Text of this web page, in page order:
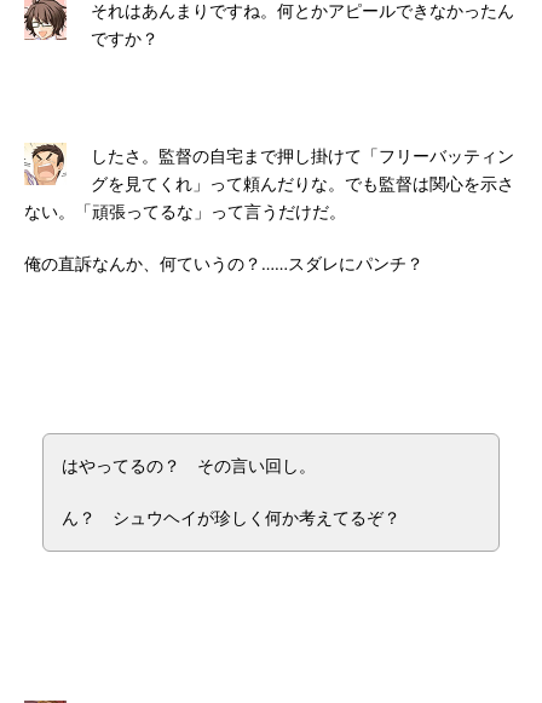
それはあんまりですね。何とかアピールできなかったん
ですか？
したさ。監督の自宅まで押し掛けて「フリーバッティン
グを見てくれ」って頼んだりな。でも監督は関心を示さ
ない。「頑張ってるな」って言うだけだ。
俺の直訴なんか、何ていうの？……スダレにパンチ？
はやってるの？ その言い回し。
ん？ シュウヘイが珍しく何か考えてるぞ？